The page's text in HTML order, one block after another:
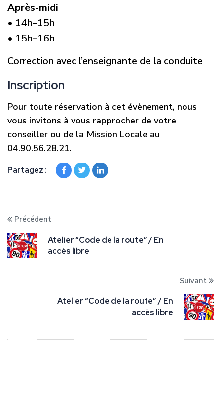
Après-midi
• 14h–15h
• 15h–16h
Correction avec l’enseignante de la conduite
Inscription
Pour toute réservation à cet évènement, nous
vous invitons à vous rapprocher de votre
conseiller ou de la Mission Locale au
04.90.56.28.21.
Partagez :
Précédent
Atelier “Code de la route” / En
accès libre
Suivant
Atelier “Code de la route” / En
accès libre